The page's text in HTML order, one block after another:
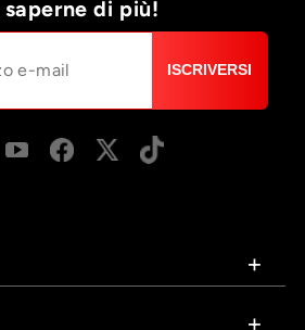
saperne di più!
ISCRIVERSI